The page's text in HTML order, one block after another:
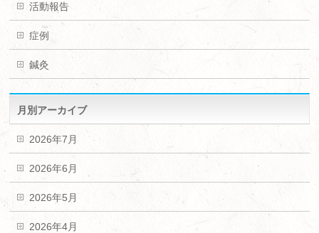
活動報告
症例
鍼灸
月別アーカイブ
2026年7月
2026年6月
2026年5月
2026年4月